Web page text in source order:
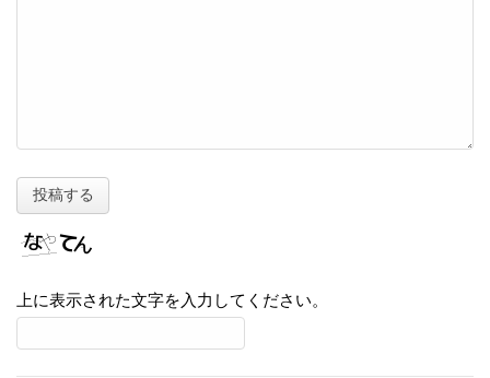
上に表示された文字を入力してください。